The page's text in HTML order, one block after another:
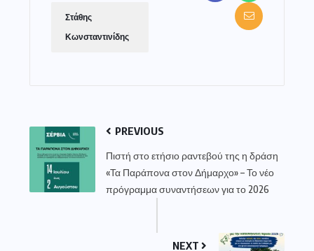
Στάθης
Κωνσταντινίδης
PREVIOUS
Πιστή στο ετήσιο ραντεβού της η δράση
«Τα Παράπονα στον Δήμαρχο» – Το νέο
πρόγραμμα συναντήσεων για το 2026
NEXT